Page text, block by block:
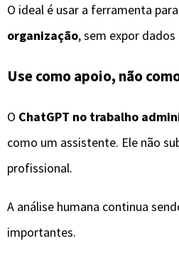
O ideal é usar a ferramenta para
organização, sem expor
Use como apoio, não
O ChatGPT no trabalho
como um assistente. Ele não
profissional.
A análise humana continua
importantes.